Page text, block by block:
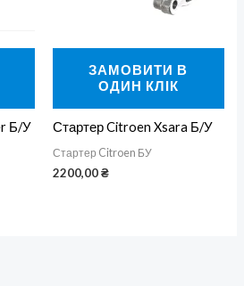
Б/У
ЗАМОВИТИ В
ОДИН КЛІК
Стартер Citroen Xsara Б/У
Стартер Citroen БУ
2200,00₴